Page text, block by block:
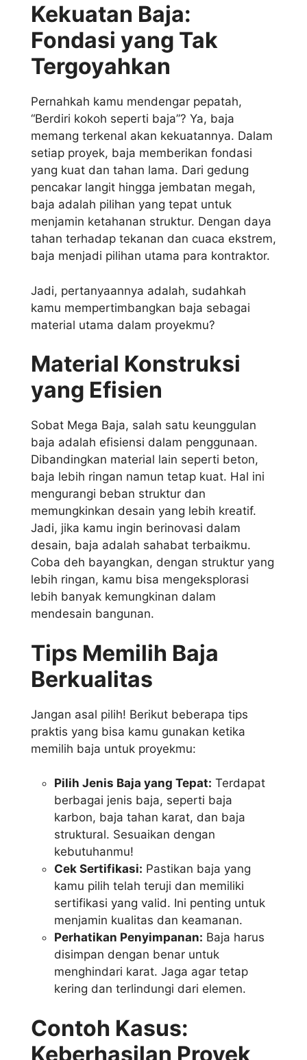
Kekuatan Baja:
Fondasi yang Tak
Tergoyahkan
Pernahkah kamu mendengar pepatah,
“Berdiri kokoh seperti baja”? Ya, baja
memang terkenal akan kekuatannya. Dalam
setiap proyek, baja memberikan fondasi
yang kuat dan tahan lama. Dari gedung
pencakar langit hingga jembatan megah,
baja adalah pilihan yang tepat untuk
menjamin ketahanan struktur. Dengan daya
tahan terhadap tekanan dan cuaca ekstrem,
baja menjadi pilihan utama para kontraktor.
Jadi, pertanyaannya adalah, sudahkah
kamu mempertimbangkan baja sebagai
material utama dalam proyekmu?
Material Konstruksi
yang Efisien
Sobat Mega Baja, salah satu keunggulan
baja adalah efisiensi dalam penggunaan.
Dibandingkan material lain seperti beton,
baja lebih ringan namun tetap kuat. Hal ini
mengurangi beban struktur dan
memungkinkan desain yang lebih kreatif.
Jadi, jika kamu ingin berinovasi dalam
desain, baja adalah sahabat terbaikmu.
Coba deh bayangkan, dengan struktur yang
lebih ringan, kamu bisa mengeksplorasi
lebih banyak kemungkinan dalam
mendesain bangunan.
Tips Memilih Baja
Berkualitas
Jangan asal pilih! Berikut beberapa tips
praktis yang bisa kamu gunakan ketika
memilih baja untuk proyekmu:
Pilih Jenis Baja yang Tepat: Terdapat
berbagai jenis baja, seperti baja
karbon, baja tahan karat, dan baja
struktural. Sesuaikan dengan
kebutuhanmu!
Cek Sertifikasi: Pastikan baja yang
kamu pilih telah teruji dan memiliki
sertifikasi yang valid. Ini penting untuk
menjamin kualitas dan keamanan.
Perhatikan Penyimpanan: Baja harus
disimpan dengan benar untuk
menghindari karat. Jaga agar tetap
kering dan terlindungi dari elemen.
Contoh Kasus:
Keberhasilan Proyek